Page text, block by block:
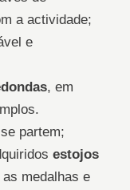
a actividade;
e
, em
partem;
estojos
medalhas e